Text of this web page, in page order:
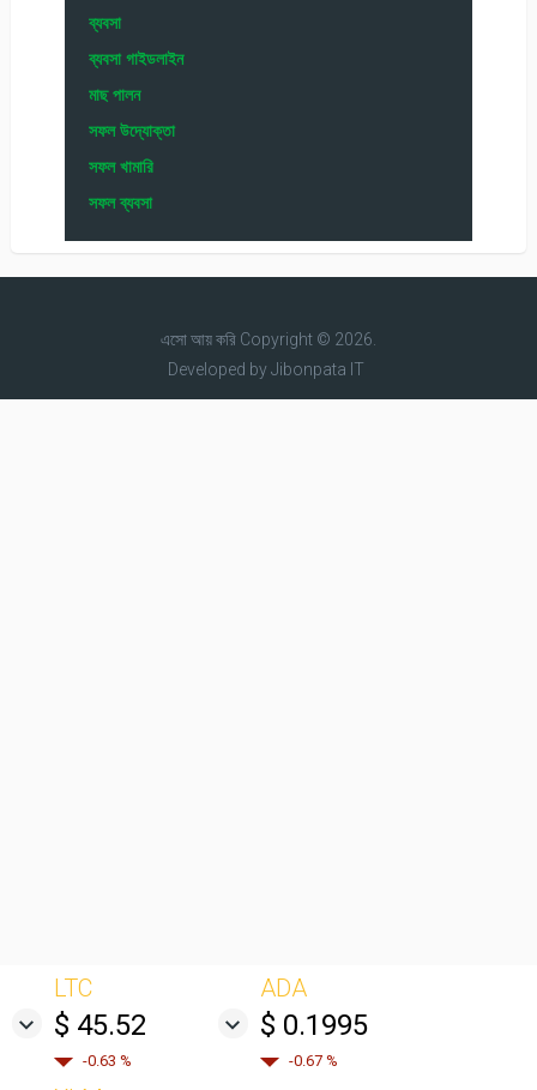
ব্যবসা
ব্যবসা গাইডলাইন
মাছ পালন
সফল উদ্যোক্তা
সফল খামারি
সফল ব্যবসা
এসো আয় করিCopyright © 2026.
Developed byJibonpata IT
LTC
$ 45.52
-0.63 %
ADA
$ 0.1995
-0.67 %